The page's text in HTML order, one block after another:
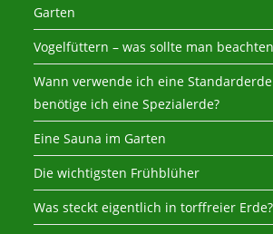
Garten
Vogelfüttern – was sollte man
Wann verwende ich eine
benötige ich eine Spezialerde?
Eine Sauna im Garten
Die wichtigsten Frühblüher
Was steckt eigentlich in torffreier Erde?